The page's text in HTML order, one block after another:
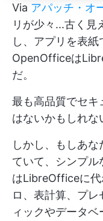
Via アパッチ・オ
リが少々...古く見
し、アプリを表
OpenOfficeは
だ。
最も高品質でセキ
はないかもしれな
しかし、もしあ
ていて、シンプ
はLibreOfficeに代
ロ、表計算、プ
ィックやデータ